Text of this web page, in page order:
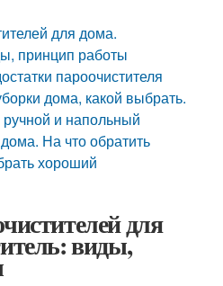
для дома.
принцип работы
пароочистителя
дома, какой выбрать.
и напольный
На что обратить
хороший
для
виды,